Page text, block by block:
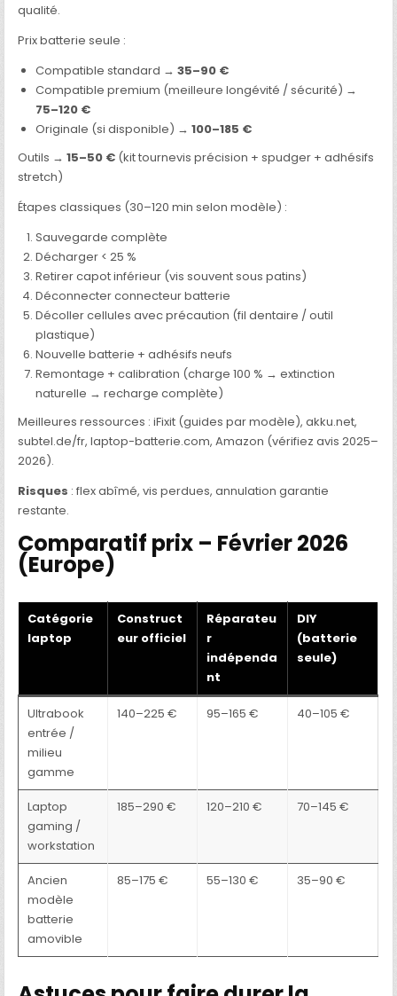
qualité.
Prix batterie seule :
Compatible standard →35–90 €
Compatible premium (meilleure longévité / sécurité) →
75–120 €
Originale (si disponible) →100–185 €
Outils →15–50 € (kit tournevis précision + spudger + adhésifs
stretch)
Étapes classiques (30–120 min selon modèle) :
Sauvegarde complète
Décharger < 25 %
Retirer capot inférieur (vis souvent sous patins)
Déconnecter connecteur batterie
Décoller cellules avec précaution (fil dentaire / outil
plastique)
Nouvelle batterie + adhésifs neufs
Remontage + calibration (charge 100 % → extinction
naturelle → recharge complète)
Meilleures ressources : iFixit (guides par modèle), akku.net,
subtel.de/fr, laptop-batterie.com, Amazon (vérifiez avis 2025–
2026).
Risques : flex abîmé, vis perdues, annulation garantie
restante.
Comparatif prix – Février 2026
(Europe)
Catégorie
laptop
Construct
eur officiel
Réparateu
r
indépenda
nt
DIY
(batterie
seule)
Ultrabook
entrée /
milieu
gamme
140–225 € 95–165 € 40–105 €
Laptop
gaming /
workstation
185–290 € 120–210 € 70–145 €
Ancien
modèle
batterie
amovible
85–175 € 55–130 € 35–90 €